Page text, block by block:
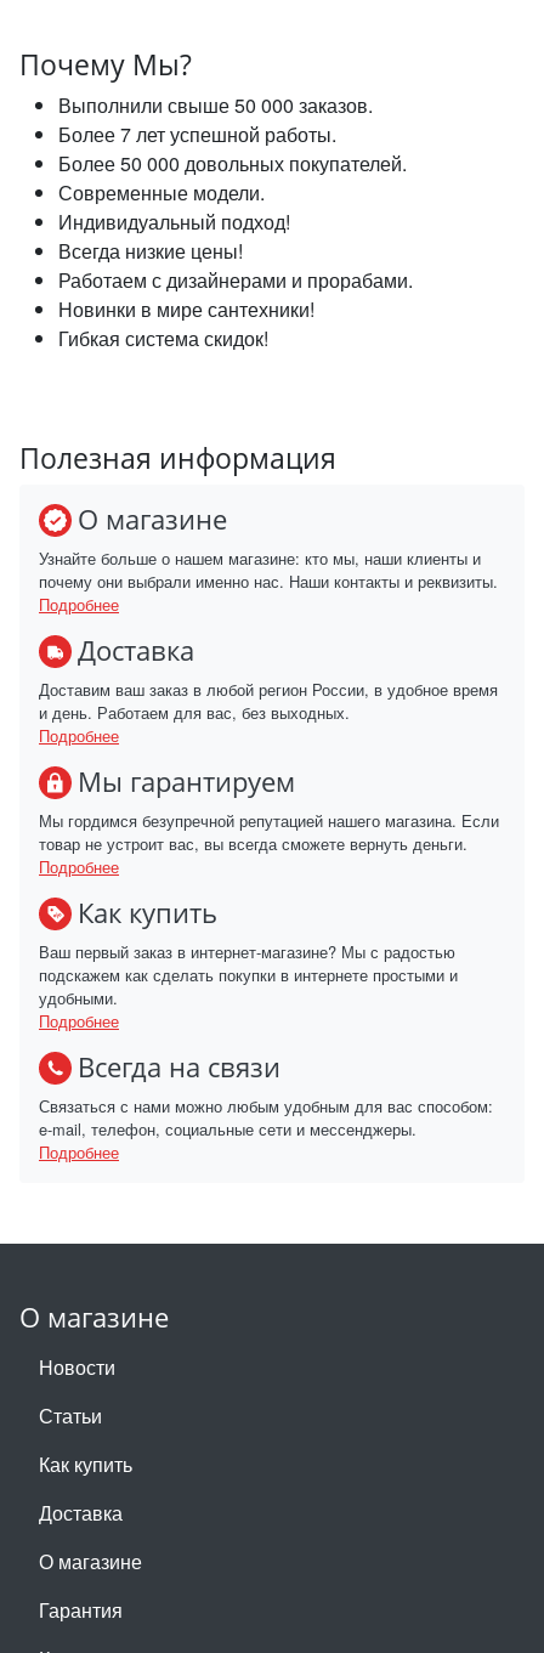
Почему Мы?
Выполнили свыше 50 000 заказов.
Более 7 лет успешной работы.
Более 50 000 довольных покупателей.
Современные модели.
Индивидуальный подход!
Всегда низкие цены!
Работаем с дизайнерами и прорабами.
Новинки в мире сантехники!
Гибкая система скидок!
Полезная информация
О магазине
Узнайте больше о нашем магазине: кто мы, наши клиенты и
почему они выбрали именно нас. Наши контакты и реквизиты.
Подробнее
Доставка
Доставим ваш заказ в любой регион России, в удобное время
и день. Работаем для вас, без выходных.
Подробнее
Мы гарантируем
Мы гордимся безупречной репутацией нашего магазина. Если
товар не устроит вас, вы всегда сможете вернуть деньги.
Подробнее
Как купить
Ваш первый заказ в интернет-магазине? Мы с радостью
подскажем как сделать покупки в интернете простыми и
удобными.
Подробнее
Всегда на связи
Связаться с нами можно любым удобным для вас способом:
e-mail, телефон, социальные сети и мессенджеры.
Подробнее
О магазине
Новости
Статьи
Как купить
Доставка
О магазине
Гарантия